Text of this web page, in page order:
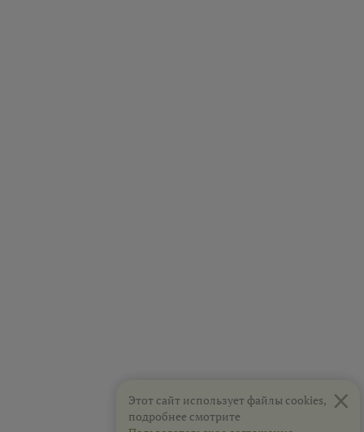
×
Этот сайт использует файлы cookies,
подробнее смотрите